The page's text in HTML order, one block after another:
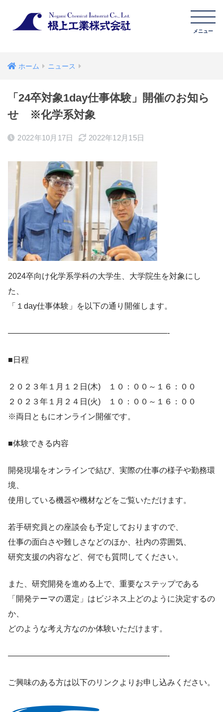
ホーム ニュース
「24卒対象1day仕事体験」開催のお知ら
せ ※化学系対象
2022年10月17日 2022年12月15日
2024卒向け化学系学科の大学生、大学院生を対象にし
た、
「１day仕事体験」を以下の通り開催します。
————————————————————-
■日程
２０２３年１月１２日(木) １０：００～１６：００
２０２３年１月２４日(火) １０：００～１６：００
※両日ともにオンライン開催です。
■体験できる内容
開発現場をオンラインで結び、実際の仕事の様子や勤務環
境、
使用している機器や機材などをご覧いただけます。
若手研究員との座談会も予定しておりますので、
仕事の面白さや難しさなどのほか、社内の雰囲気、
研究支援の内容など、何でも質問してください。
また、研究開発を進める上で、重要なステップである
「開発テーマの選定」はビジネス上どのように決定するの
か、
どのような考え方なのか体験いただけます。
————————————————————-
ご興味のある方は以下のリンクよりお申し込みください。